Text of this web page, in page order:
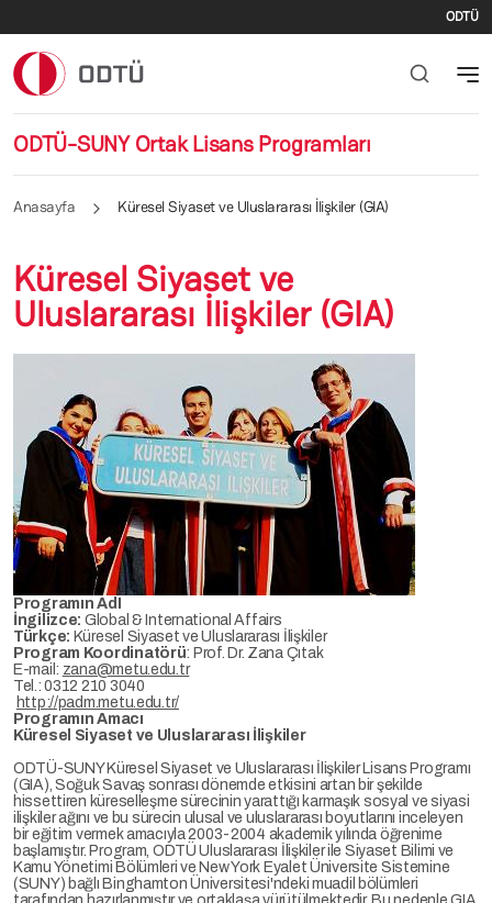
ODTÜ
ODTÜ-SUNY Ortak Lisans Programları
Anasayfa Küresel Siyaset ve Uluslararası İlişkiler (GIA)
Küresel Siyaset ve
Uluslararası İlişkiler (GIA)
Programın AdI
İngilizce: Global & International Affairs
Türkçe: Küresel Siyaset ve Uluslararası İlişkiler
Program Koordinatörü: Prof. Dr. Zana Çıtak
E-mail: zana@metu.edu.tr
Tel.: 0312 210 3040
http://padm.metu.edu.tr/
Programın Amacı
Küresel Siyaset ve Uluslararası İlişkiler
ODTÜ-SUNY Küresel Siyaset ve Uluslararası İlişkiler Lisans Programı
(GIA), Soğuk Savaş sonrası dönemde etkisini artan bir şekilde
hissettiren küreselleşme sürecinin yarattığı karmaşık sosyal ve siyasi
ilişkiler ağını ve bu sürecin ulusal ve uluslararası boyutlarını inceleyen
bir eğitim vermek amacıyla 2003-2004 akademik yılında öğrenime
başlamıştır. Program, ODTÜ Uluslararası İlişkiler ile Siyaset Bilimi ve
Kamu Yönetimi Bölümleri ve New York Eyalet Üniversite Sistemine
(SUNY) bağlı Binghamton Üniversitesi'ndeki muadil bölümleri